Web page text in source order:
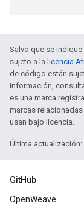
Salvo que se
sujeto a la licencia
de código están
información,
es una marca
marcas
usan bajo licencia.
Última actualización:
GitHub
OpenWeave